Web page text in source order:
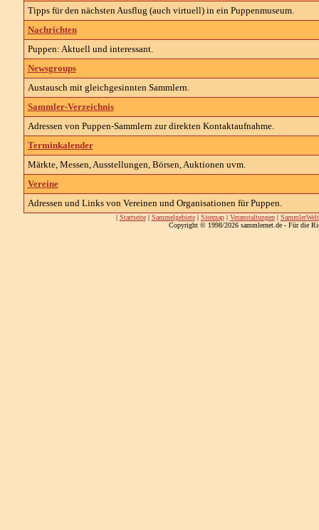
Tipps für den nächsten Ausflug (auch virtuell) in ein Puppenmuseum.
Nachrichten
Puppen: Aktuell und interessant.
Newsgroups
Austausch mit gleichgesinnten Sammlern.
Sammler-Verzeichnis
Adressen von Puppen-Sammlern zur direkten Kontaktaufnahme.
Terminkalender
Märkte, Messen, Ausstellungen, Börsen, Auktionen uvm.
Vereine
Adressen und Links von Vereinen und Organisationen für Puppen.
| Startseite| Sammelgebiete| Sitemap| Veranstaltungen| SammlerWelt
Copyright © 1998/2026 sammlernet.de - Für die